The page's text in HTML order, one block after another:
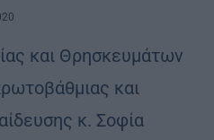
και Θρησκευμάτων
και
κ. Σοφία